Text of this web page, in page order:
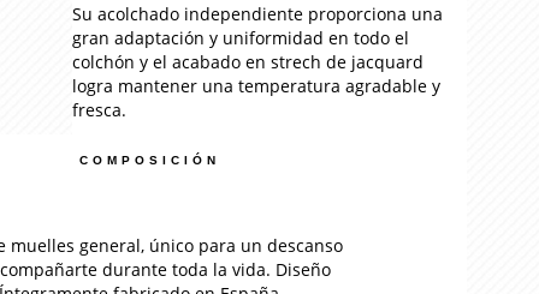
Su acolchado independiente proporciona una
gran adaptación y uniformidad en todo el
colchón y el acabado en strech de jacquard
logra mantener una temperatura agradable y
fresca.
COMPOSICIÓN
muelles general, único para un descanso
durante toda la vida. Diseño